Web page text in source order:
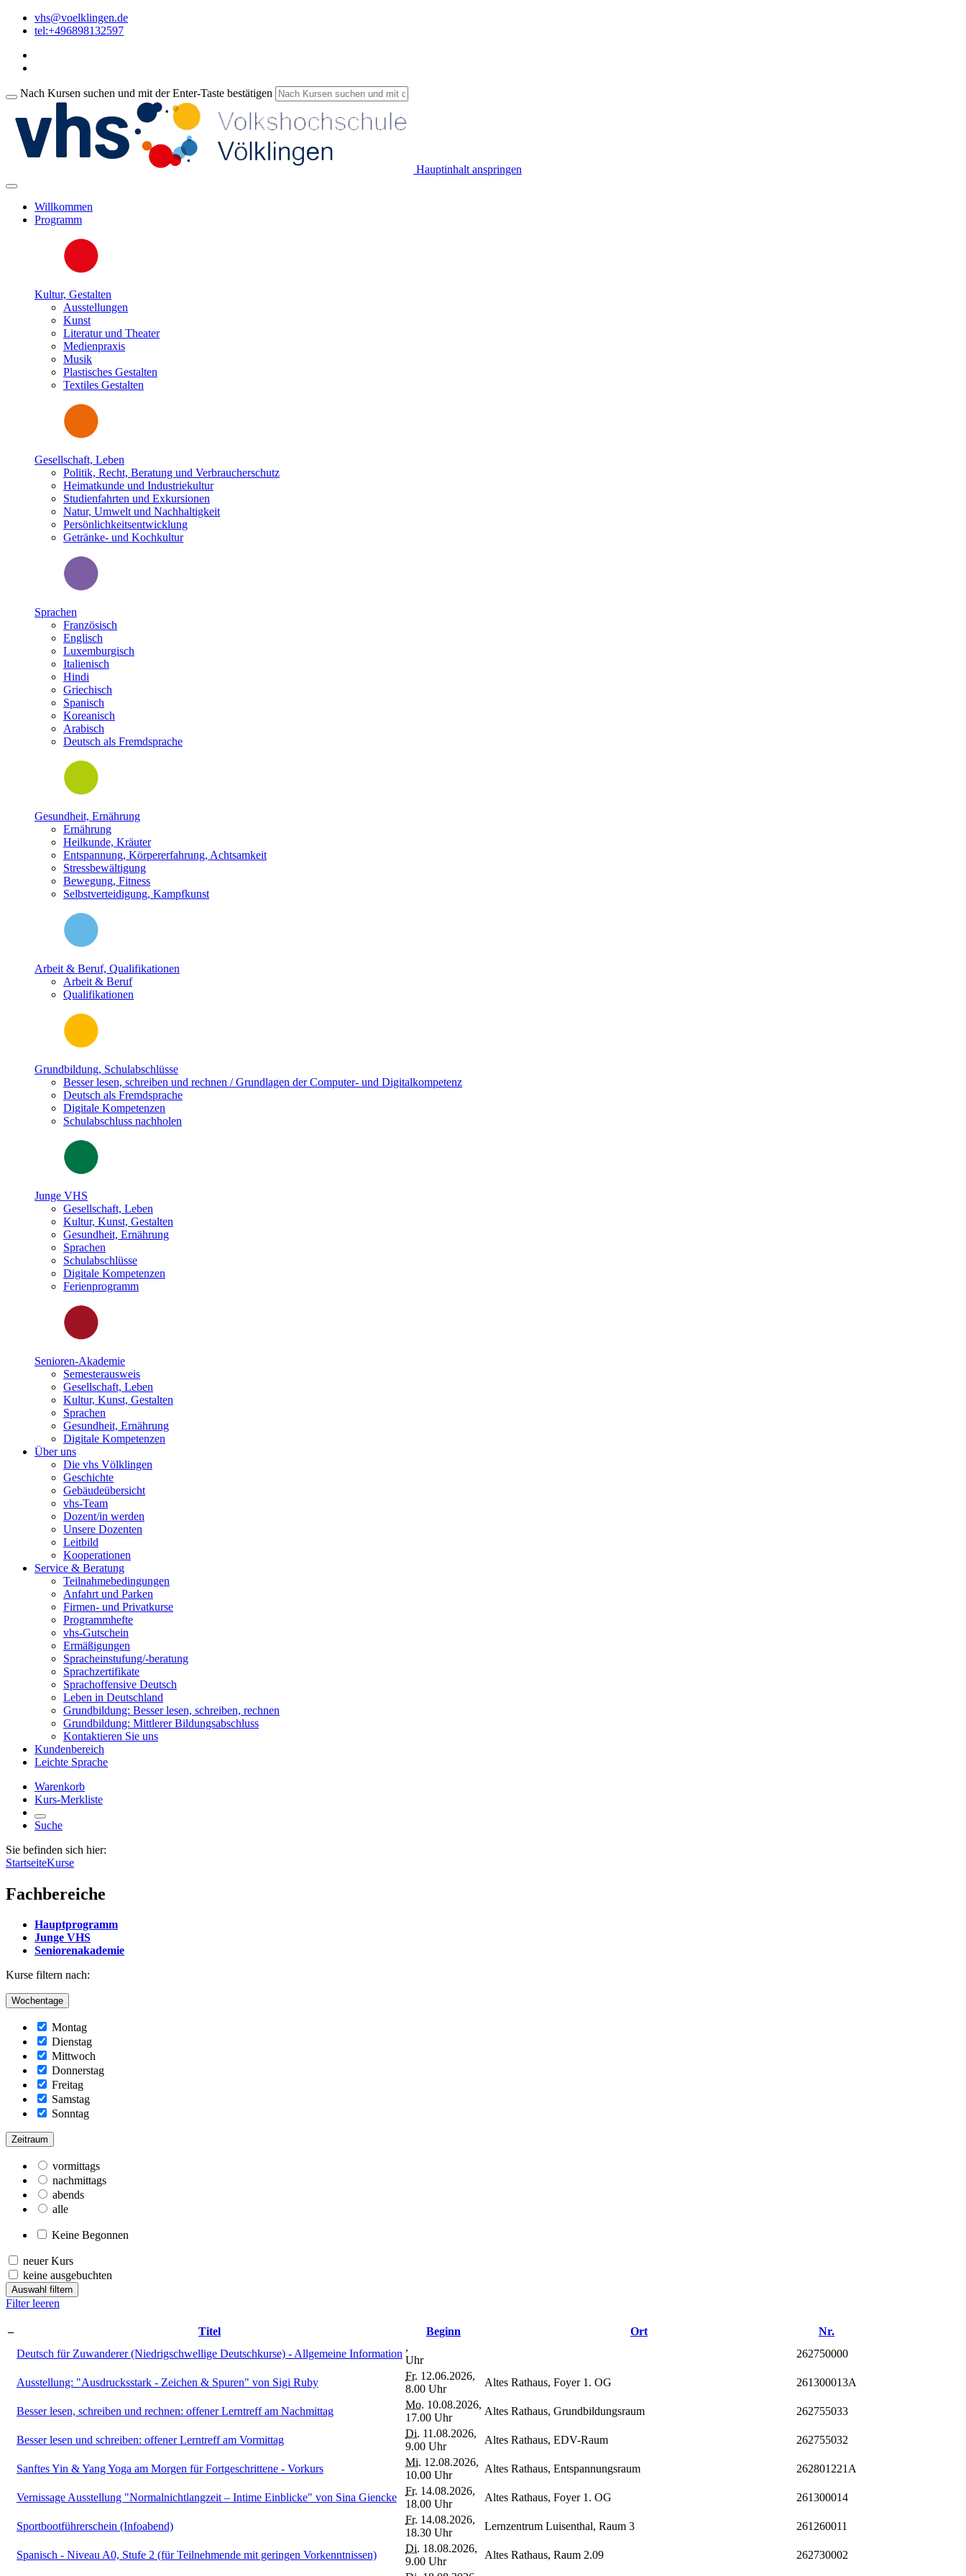
vhs@voelklingen.de
tel:+496898132597
Nach Kursen suchen und mit der Enter-Taste bestätigen
Hauptinhalt anspringen
Willkommen
Programm
Kultur, Gestalten
Ausstellungen
Kunst
Literatur und Theater
Medienpraxis
Musik
Plastisches Gestalten
Textiles Gestalten
Gesellschaft, Leben
Politik, Recht, Beratung und Verbraucherschutz
Heimatkunde und Industriekultur
Studienfahrten und Exkursionen
Natur, Umwelt und Nachhaltigkeit
Persönlichkeitsentwicklung
Getränke- und Kochkultur
Sprachen
Französisch
Englisch
Luxemburgisch
Italienisch
Hindi
Griechisch
Spanisch
Koreanisch
Arabisch
Deutsch als Fremdsprache
Gesundheit, Ernährung
Ernährung
Heilkunde, Kräuter
Entspannung, Körpererfahrung, Achtsamkeit
Stressbewältigung
Bewegung, Fitness
Selbstverteidigung, Kampfkunst
Arbeit & Beruf, Qualifikationen
Arbeit & Beruf
Qualifikationen
Grundbildung, Schulabschlüsse
Besser lesen, schreiben und rechnen / Grundlagen der Computer- und Digitalkompetenz
Deutsch als Fremdsprache
Digitale Kompetenzen
Schulabschluss nachholen
Junge VHS
Gesellschaft, Leben
Kultur, Kunst, Gestalten
Gesundheit, Ernährung
Sprachen
Schulabschlüsse
Digitale Kompetenzen
Ferienprogramm
Senioren-Akademie
Semesterausweis
Gesellschaft, Leben
Kultur, Kunst, Gestalten
Sprachen
Gesundheit, Ernährung
Digitale Kompetenzen
Über uns
Die vhs Völklingen
Geschichte
Gebäudeübersicht
vhs-Team
Dozent/in werden
Unsere Dozenten
Leitbild
Kooperationen
Service & Beratung
Teilnahmebedingungen
Anfahrt und Parken
Firmen- und Privatkurse
Programmhefte
vhs-Gutschein
Ermäßigungen
Spracheinstufung/-beratung
Sprachzertifikate
Sprachoffensive Deutsch
Leben in Deutschland
Grundbildung: Besser lesen, schreiben, rechnen
Grundbildung: Mittlerer Bildungsabschluss
Kontaktieren Sie uns
Kundenbereich
Leichte Sprache
Warenkorb
Kurs-Merkliste
Suche
Sie befinden sich hier:
StartseiteKurse
Fachbereiche
Hauptprogramm
Junge VHS
Seniorenakademie
Kurse filtern nach:
Wochentage
Montag
Dienstag
Mittwoch
Donnerstag
Freitag
Samstag
Sonntag
Zeitraum
vormittags
nachmittags
abends
alle
Keine Begonnen
neuer Kurs
keine ausgebuchten
Auswahl filtern
Filter leeren
– Titel Beginn Ort
Nr.
Deutsch für Zuwanderer (Niedrigschwellige Deutschkurse) - Allgemeine Information
,
Uhr
262750000
Ausstellung: "Ausdrucksstark - Zeichen & Spuren" von Sigi Ruby
Fr. 12.06.2026,
8.00 Uhr
Altes Rathaus, Foyer 1. OG 261300013A
Besser lesen, schreiben und rechnen: offener Lerntreff am Nachmittag
Mo. 10.08.2026,
17.00 Uhr
Altes Rathaus, Grundbildungsraum 262755033
Besser lesen und schreiben: offener Lerntreff am Vormittag
Di. 11.08.2026,
9.00 Uhr
Altes Rathaus, EDV-Raum 262755032
Sanftes Yin & Yang Yoga am Morgen für Fortgeschrittene - Vorkurs
Mi. 12.08.2026,
10.00 Uhr
Altes Rathaus, Entspannungsraum 262801221A
Vernissage Ausstellung "Normalnichtlangzeit – Intime Einblicke" von Sina Giencke
Fr. 14.08.2026,
18.00 Uhr
Altes Rathaus, Foyer 1. OG 261300014
Sportbootführerschein (Infoabend)
Fr. 14.08.2026,
18.30 Uhr
Lernzentrum Luisenthal, Raum 3 261260011
Spanisch - Niveau A0, Stufe 2 (für Teilnehmende mit geringen Vorkenntnissen)
Di. 18.08.2026,
9.00 Uhr
Altes Rathaus, Raum 2.09
262730002